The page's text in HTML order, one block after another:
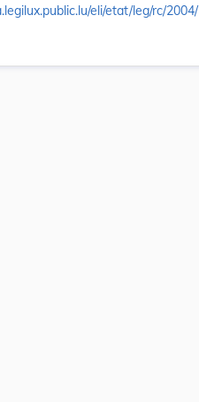
eli/etat/leg/rc/2004/